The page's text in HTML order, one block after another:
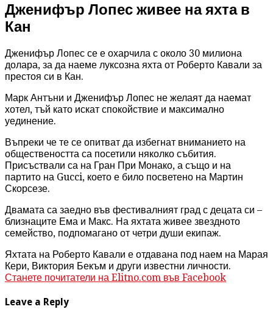
Дженифър Лопес живее на яхта в
Кан
Дженифър Лопес се е охарчила с около 30 милиона
долара, за да наеме луксозна яхта от Роберто Кавали за
престоя си в Кан.
Марк Антъни и Дженифър Лопес не желаят да наемат
хотел, тъй като искат спокойствие и максимално
уединение.
Въпреки че те се опитват да избегнат вниманието на
обществеността са посетили няколко събития.
Присъствали са на Гран При Монако, а също и на
партито на Gucci, което е било посветено на Мартин
Скорсезе.
Двамата са заедно във фестивалният град с децата си –
близнаците Ема и Макс. На яхтата живее звездното
семейство, подпомагано от четри души екипаж.
Яхтата на Роберто Кавали е отдавана под наем на Марая
Кери, Виктория Бекъм и други известни личности.
Станете почитатели на Elitno.com във Facebook
Leave a Reply